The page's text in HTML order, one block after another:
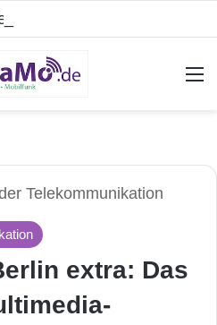
Telekommunikation
extra: Das